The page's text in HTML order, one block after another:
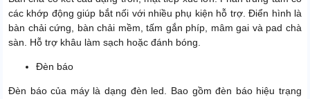
các khớp động giúp bắt nối với nhiều phụ kiện hỗ trợ. Điển hình là
bàn chải cứng, bàn chải mềm, tấm gắn phíp, mâm gai và pad chà
sàn. Hỗ trợ khâu làm sạch hoặc đánh bóng.
Đèn báo
Đèn báo của máy là dạng đèn led. Bao gồm đèn báo hiệu trạng